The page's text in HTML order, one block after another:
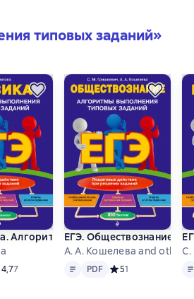
типовых заданий»
типовых заданий
оценок
Алгоритмы выполнения типовых
рейтинг 4,7 на основе 7 оценок
4,77
ЕГЭ. Обществознание.
А. А. Кошелева and others
Text PDF
PDF Средний рейтинг 5
51
С.
Text